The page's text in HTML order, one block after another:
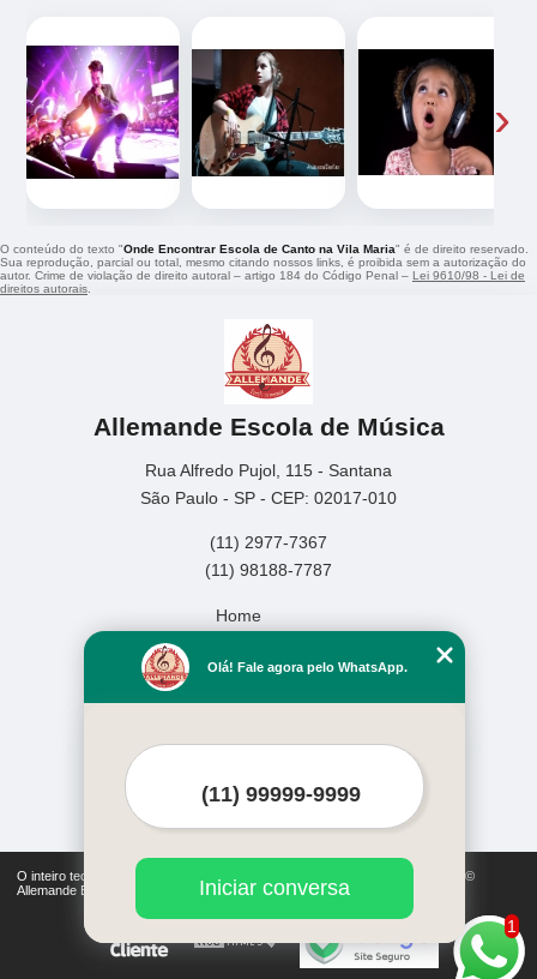
‹ ›
O conteúdo do texto "Onde Encontrar Escola de Canto na Vila Maria" é de direito reservado.
Sua reprodução, parcial ou total, mesmo citando nossos links, é proibida sem a autorização do
autor. Crime de violação de direito autoral – artigo 184 do Código Penal – Lei 9610/98 - Lei de
direitos autorais
Allemande Escola de Música
Rua Alfredo Pujol, 115 - Santana
São Paulo - SP - CEP: 02017-010
(11) 2977-7367
(11) 98188-7787
Home
Missão
Serviços
Mais Serviços
O inteiro teor deste site está sujeito à proteção de direitos autorais. Copyright©
Allemande Escola de Música (Lei 9610 de 19/02/1998)
1
Olá! Fale agora pelo WhatsApp.
Iniciar conversa